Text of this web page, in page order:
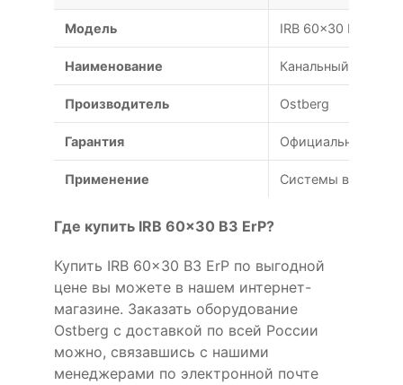
Модель IRB 60x30 B3 ErP
Наименование Канальный
Производитель Ostberg
Гарантия Официальная
Применение Системы
Где купить IRB 60x30 B3 ErP?
Купить IRB 60x30 B3 ErP по выгодной
цене вы можете в нашем интернет-
магазине. Заказать оборудование
Ostberg с доставкой по всей России
можно, связавшись с нашими
менеджерами по электронной почте